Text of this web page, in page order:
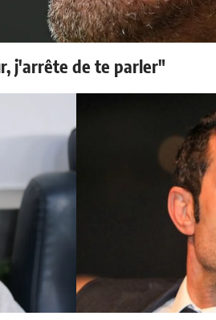
j'arrête de te parler"